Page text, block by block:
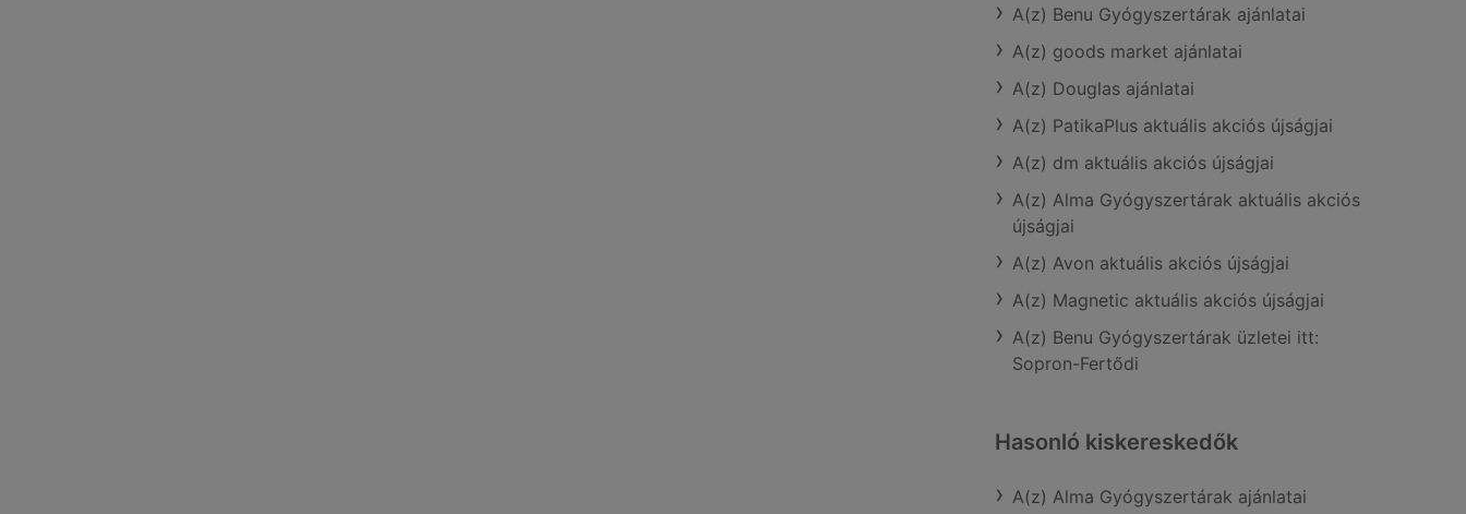
A(z) Benu Gyógyszertárak ajánlatai
A(z) goods market ajánlatai
A(z) Douglas ajánlatai
A(z) PatikaPlus aktuális akciós újságjai
A(z) dm aktuális akciós újságjai
A(z) Alma Gyógyszertárak aktuális akciós
újságjai
A(z) Avon aktuális akciós újságjai
A(z) Magnetic aktuális akciós újságjai
A(z) Benu Gyógyszertárak üzletei itt:
Sopron-Fertődi
Hasonló kiskereskedők
A(z) Alma Gyógyszertárak ajánlatai